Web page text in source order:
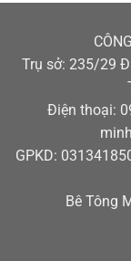
Trụ sở: 235/29
Điện thoại:
GPKD:
Bê Tông